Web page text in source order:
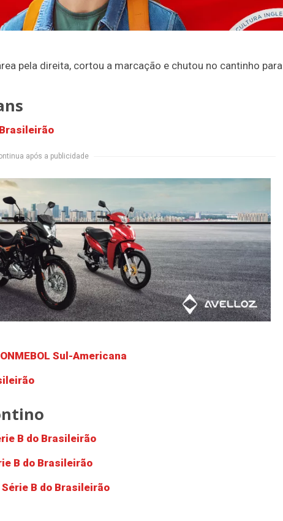
pela direita, cortou a marcação e chutou no cantinho para
Brasileirão
após a publicidade
Sul-Americana
B do Brasileirão
B do Brasileirão
Série B do Brasileirão